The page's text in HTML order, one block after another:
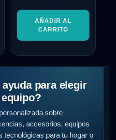
AÑADIR AL
CARRITO
para elegir
sobre
accesorios, equipos
tecnológicas para tu hogar o